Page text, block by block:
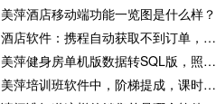
美萍酒店移动端功能一览图是什么样？
酒店软件：携程自动获取不到订单，实
际平台上有订单。（携程登录名密码已
经验证绝对正确）有可能是何因?
美萍健身房单机版数据转SQL版，照片
导入的工具在哪里来着？
美萍培训班软件中，阶梯提成，课时
费，会员办卡提成，卖课提成，这几个